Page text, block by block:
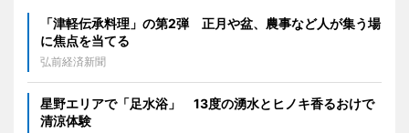
「津軽伝承料理」の第2弾 正月や盆、農事など人が集う場
に焦点を当てる
弘前経済新聞
星野エリアで「足水浴」 13度の湧水とヒノキ香るおけで
清涼体験